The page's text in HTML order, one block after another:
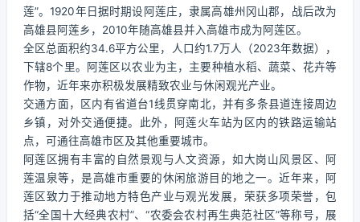
莲”。1920年日据时期设阿莲庄，隶属高雄州冈山郡，战后改为
高雄县阿莲乡，2010年随高雄县并入高雄市成为阿莲区。
全区总面积约34.6平方公里，人口约1.7万人（2023年数据），
下辖8个里。阿莲区以农业为主，主要种植水稻、蔬菜、花卉等
作物，近年来亦积极发展精致农业与休闲观光产业。
交通方面，区内有省道台1线贯穿南北，并有多条县道连接周边
乡镇，对外交通便捷。此外，阿莲火车站为区内的铁路运输站
点，可通往高雄市区及其他重要城市。
阿莲区拥有丰富的自然景观与人文资源，如大岗山风景区、阿
莲温泉等，是高雄市重要的休闲旅游目的地之一。近年来，阿
莲区致力于推动地方特色产业与观光发展，荣获多项荣誉，包
括“全国十大经典农村”、“农委会农村再生典范社区”等称号，展